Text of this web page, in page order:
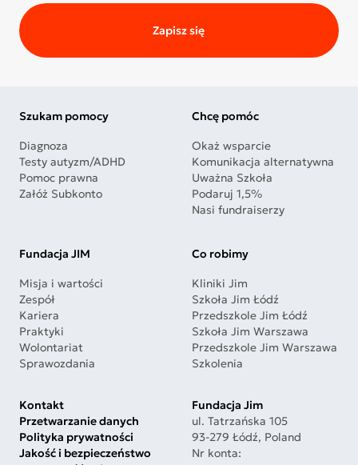
Zapisz się
Szukam pomocy
Diagnoza
Testy autyzm/ADHD
Pomoc prawna
Załóż Subkonto
Chcę pomóc
Okaż wsparcie
Komunikacja alternatywna
Uważna Szkoła
Podaruj 1,5%
Nasi fundraiserzy
Fundacja JIM
Misja i wartości
Zespół
Kariera
Praktyki
Wolontariat
Sprawozdania
Co robimy
Kliniki Jim
Szkoła Jim Łódź
Przedszkole Jim Łódź
Szkoła Jim Warszawa
Przedszkole Jim Warszawa
Szkolenia
Kontakt
Przetwarzanie danych
Polityka prywatności
Jakość i bezpieczeństwo
Fundacja Jim
ul. Tatrzańska 105
93-279 Łódź, Poland
Nr konta: